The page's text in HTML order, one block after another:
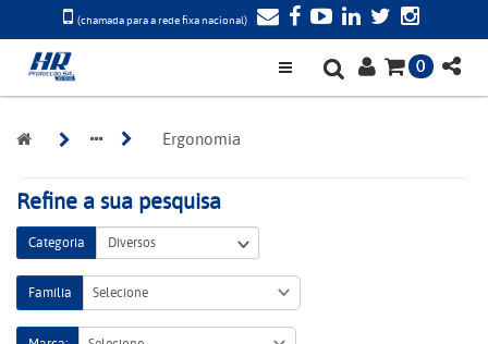
(chamada para a rede fixa nacional)
0
Ergonomia
Refine a sua pesquisa
Categoria
Família Selecione